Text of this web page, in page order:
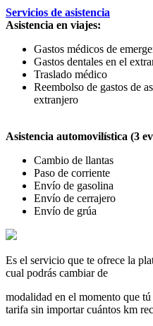
Servicios de asistencia
Asistencia en viajes:
Gastos médicos de
Gastos dentales en el
Traslado médico
Reembolso de gastos de
extranjero
Asistencia automovilística (3
Cambio de llantas
Paso de corriente
Envío de gasolina
Envío de cerrajero
Envío de grúa
Es el servicio que te ofrece la
cual podrás cambiar de
modalidad en el momento que
tarifa sin importar cuántos km